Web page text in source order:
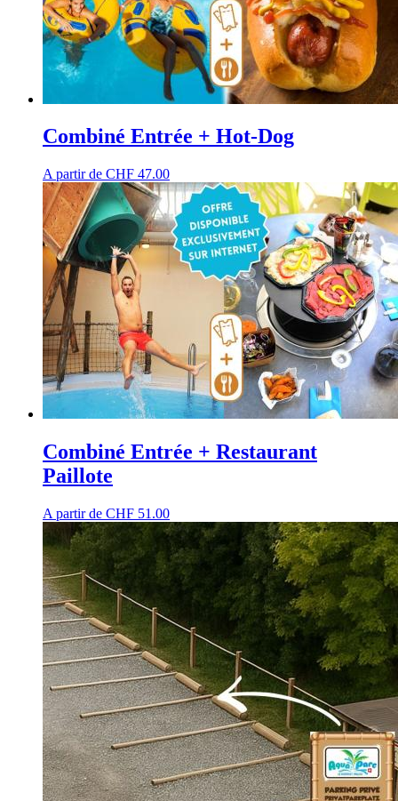
Combiné Entrée + Hot-Dog
A partir de CHF 47.00
Combiné Entrée + Restaurant
Paillote
A partir de CHF 51.00